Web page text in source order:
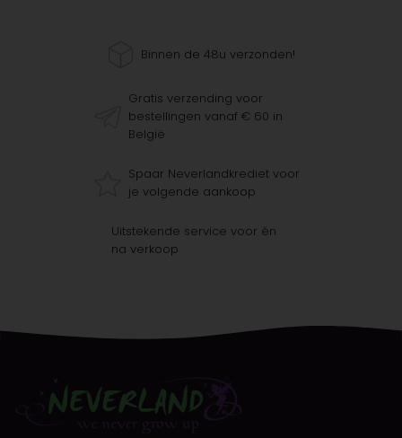
Binnen de 48u verzonden!
Gratis verzending voor
bestellingen vanaf € 60 in
België
Spaar Neverlandkrediet voor
je volgende aankoop
Uitstekende service voor én
na verkoop